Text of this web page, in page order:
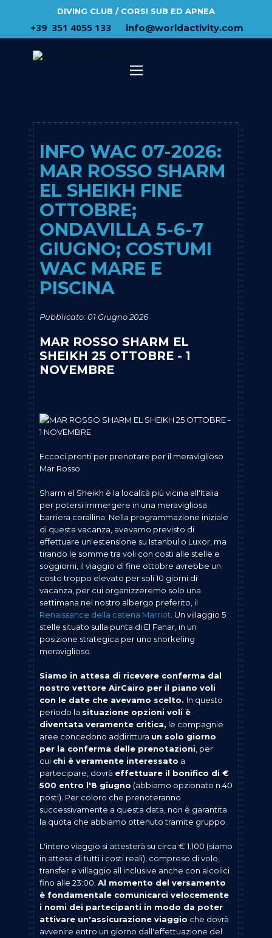
DIVING CLUB / CORSI SUB ED APNEA
​+39 ​ ​351 4055 133 ​info@​worldactivity.com
INFO WAC 07-2026:
MAR ROSSO SHARM
EL SHEIKH FINE
OTTOBRE;
ONDAVILLA 5-6-7
GIUGNO; COSTUMI
WAC MARE E
PISCINA
Pubblicato: 01 Giugno 2026
MAR ROSSO SHARM EL
SHEIKH 25 OTTOBRE - 1
NOVEMBRE
Eccoci pronti per prenotare per il meraviglioso
Mar Rosso.
Sharm el Sheikh è la località più vicina all'Italia
per potersi immergere in una meravigliosa
barriera corallina. Nella programmazione iniziale
di questa vacanza, avevamo previsto di
effettuare un'estensione su Istanbul o Luxor, ma
tirando le somme tra voli con costi alle stelle e
soggiorni, il viaggio di fine ottobre avrebbe un
costo troppo elevato per soli 10 giorni di
vacanza, per cui organizzeremo solo una
settimana nel nostro albergo preferito, il
Renaissance della catena Marriot . Un villaggio 5
stelle situato sulla punta di El Fanar, in un
posizione strategica per uno snorkeling
meraviglioso.
Siamo in attesa di ricevere conferma dal
nostro vettore AirCairo per il piano voli
con le date che avevamo scelto. In questo
periodo la situazione opzioni voli è
diventata veramente critica, le compagnie
aree concedono addirittura un solo giorno
per la conferma delle prenotazioni , per
cui chi è veramente interessato a
partecipare, dovrà effettuare il bonifico di €
500 entro l'8 giugno (abbiamo opzionato n.40
posti). Per coloro che prenoteranno
successivamente a questa data, non è garantita
la quota che abbiamo ottenuto tramite gruppo.
L'intero viaggio si attesterà su circa € 1.100 (siamo
in attesa di tutti i costi reali), compreso di volo,
transfer e villaggio all inclusive anche con alcolici
fino alle 23:00. Al momento del versamento
è fondamentale comunicarci velocemente
i nomi dei partecipanti in modo da poter
attivare un'assicurazione viaggio che dovrà
avvenire entro un giorno dall'effettuazione del